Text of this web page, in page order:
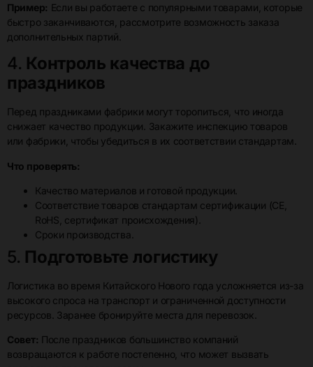
Пример: Если вы работаете с популярными товарами, которые
быстро заканчиваются, рассмотрите возможность заказа
дополнительных партий.
4. Контроль качества до
праздников
Перед праздниками фабрики могут торопиться, что иногда
снижает качество продукции. Закажите инспекцию товаров
или фабрики, чтобы убедиться в их соответствии стандартам.
Что проверять:
Качество материалов и готовой продукции.
Соответствие товаров стандартам сертификации (CE,
RoHS, сертификат происхождения).
Сроки производства.
5. Подготовьте логистику
Логистика во время Китайского Нового года усложняется из-за
высокого спроса на транспорт и ограниченной доступности
ресурсов. Заранее бронируйте места для перевозок.
Совет: После праздников большинство компаний
возвращаются к работе постепенно, что может вызвать